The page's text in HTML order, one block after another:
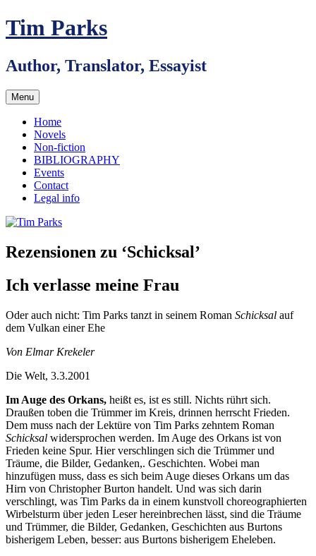
Skip
to
Tim Parks
Author, Translator, Essayist
Menu
Home
Novels
Non-fiction
BIBLIOGRAPHY
Events
Contact
Legal info
Rezensionen zu ‘Schicksal’
Ich verlasse meine Frau
Oder auch nicht: Tim Parks tanzt in seinem Roman Schicksal auf
dem Vulkan einer Ehe
Von Elmar Krekeler
Die Welt, 3.3.2001
Im Auge des Orkans, heißt es, ist es still. Nichts rührt sich.
Draußen toben die Trümmer im Kreis, drinnen herrscht Frieden.
Dem muss nach der Lektüre von Tim Parks zehntem Roman
Schicksal widersprochen werden. Im Auge des Orkans ist von
Frieden keine Spur. Hier verschlingen sich die Trümmer und
Träume, die Bilder, Gedanken,. Geschichten. Wobei man
hinzufügen muss, dass es sich beim Auge dieses Orkans um das
Hirn von Christopher Burton handelt. Und was sich darin
verschlingt, was Tim Parks da in einem kunstvoll choreographierten
Wirbelsturm über jeden Leser hereinbrechen lässt, sind die Träume
und Trümmer, die Bilder, Gedanken, Geschichten aus Burtons
bisherigem Leben, besser: aus Burtons bisherigem Eheleben.